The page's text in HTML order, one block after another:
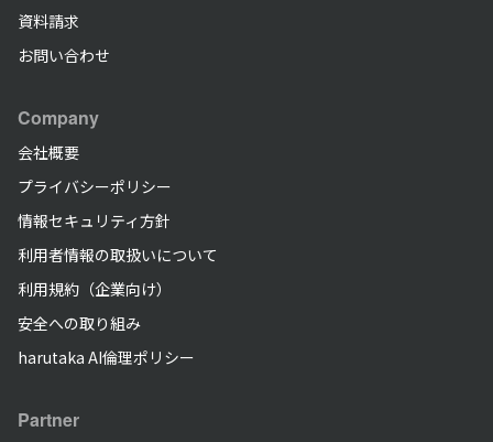
資料請求
お問い合わせ
Company
会社概要
プライバシーポリシー
情報セキュリティ方針
利用者情報の取扱いについて
利用規約（企業向け）
安全への取り組み
harutaka AI倫理ポリシー
Partner